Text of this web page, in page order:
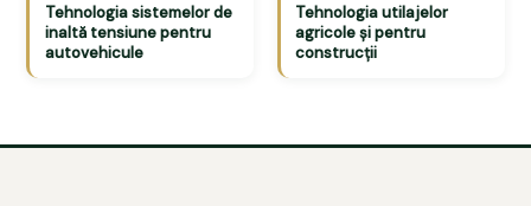
Tehnologia sistemelor de
inaltă tensiune pentru
autovehicule
Tehnologia utilajelor
agricole și pentru
construcții